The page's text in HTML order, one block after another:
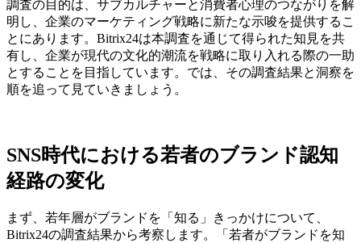
調査の目的は、サブカルチャーと消費者心理のつながりを解
明し、企業のマーケティング戦略に新たな示唆を提供するこ
とにあります。Bitrix24は本調査を通じて得られた知見を共
有し、企業が現代の文化的潮流を戦略に取り入れる際の一助
とすることを目指しています。では、その調査結果と洞察を
順を追って見ていきましょう。
SNS時代における若者のブランド認知
経路の変化
まず、若年層がブランドを「知る」きっかけについて、
Bitrix24の調査結果から考察します。「若者がブランドを知